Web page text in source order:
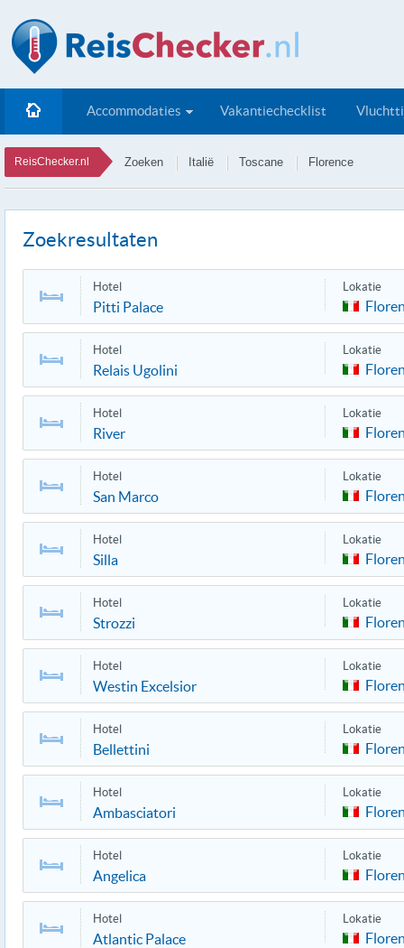
Accommodaties Vakantiechecklist
ReisChecker.nl Zoeken Italië Toscane Florence
Zoekresultaten
Hotel
Pitti Palace
Lokatie
Hotel
Relais Ugolini
Lokatie
Hotel
River
Lokatie
Hotel
San Marco
Lokatie
Hotel
Silla
Lokatie
Hotel
Strozzi
Lokatie
Hotel
Westin Excelsior
Lokatie
Hotel
Bellettini
Lokatie
Hotel
Ambasciatori
Lokatie
Hotel
Angelica
Lokatie
Hotel
Atlantic Palace
Lokatie